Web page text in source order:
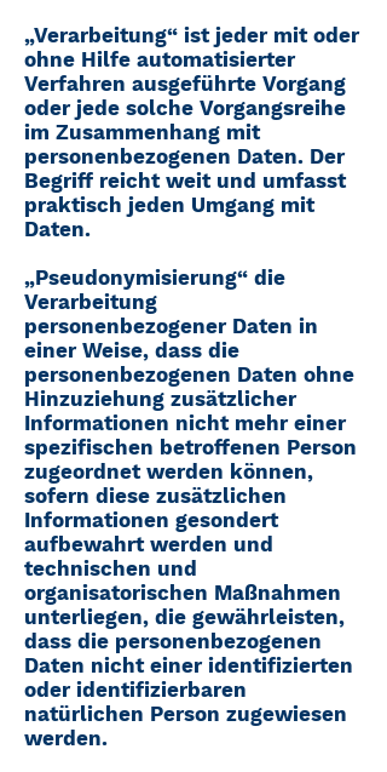
„Verarbeitung“ ist jeder mit oder
ohne Hilfe automatisierter
Verfahren ausgeführte Vorgang
oder jede solche Vorgangsreihe
im Zusammenhang mit
personenbezogenen Daten. Der
Begriff reicht weit und umfasst
praktisch jeden Umgang mit
Daten.
„Pseudonymisierung“ die
Verarbeitung
personenbezogener Daten in
einer Weise, dass die
personenbezogenen Daten ohne
Hinzuziehung zusätzlicher
Informationen nicht mehr einer
spezifischen betroffenen Person
zugeordnet werden können,
sofern diese zusätzlichen
Informationen gesondert
aufbewahrt werden und
technischen und
organisatorischen Maßnahmen
unterliegen, die gewährleisten,
dass die personenbezogenen
Daten nicht einer identifizierten
oder identifizierbaren
natürlichen Person zugewiesen
werden.